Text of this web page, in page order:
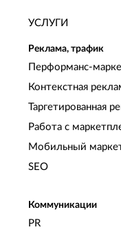
УСЛУГИ
Реклама, трафик
Перформанс-
Контекстная
Таргетированная
Работа с
Мобильный
SEO
Коммуникации
PR